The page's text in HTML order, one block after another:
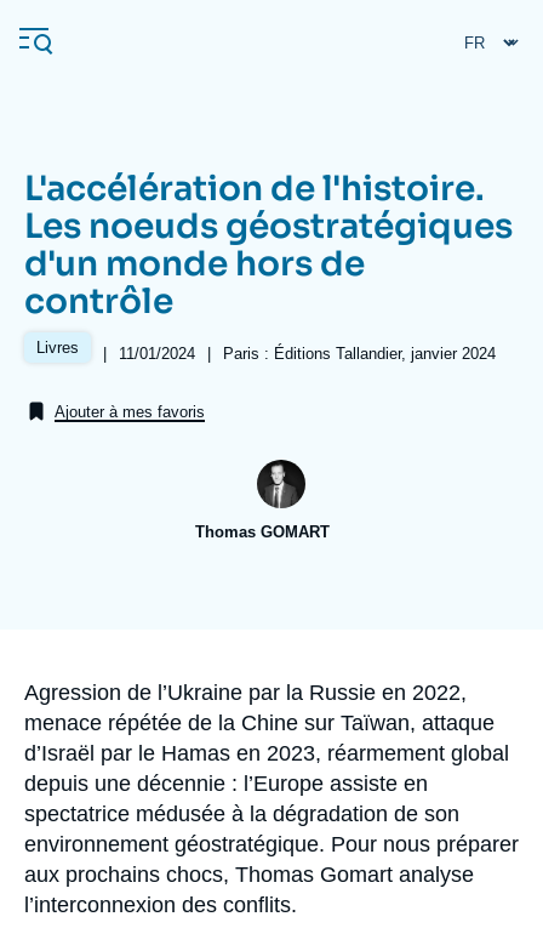
au
contenu
Navigation
principale
L'Ifri
Analyses
L'accélération de l'histoire.
Les noeuds géostratégiques
d'un monde hors de
contrôle
Livres |
Date
publication
11/01/2024 | Références
Paris : Éditions Tallandier, janvier 2024
Ajouter à mes favoris
Thomas GOMART
Accroche
Agression de l’Ukraine par la Russie en 2022,
menace répétée de la Chine sur Taïwan, attaque
d’Israël par le Hamas en 2023, réarmement global
depuis une décennie : l’Europe assiste en
spectatrice médusée à la dégradation de son
environnement géostratégique. Pour nous préparer
aux prochains chocs, Thomas Gomart analyse
l’interconnexion des conflits.